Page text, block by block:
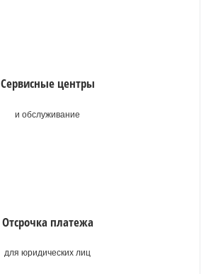
Сервисные центры
и обслуживание
Отсрочка платежа
для юридических лиц